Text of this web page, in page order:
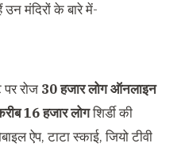
मंदिरों के बारे में-
रोज 30 हजार लोग ऑनलाइन
16 हजार लोगशिर्डी की
ऐप, टाटा स्काई, जियो टीवी